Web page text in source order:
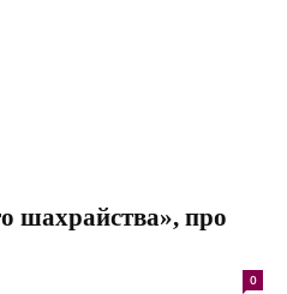
шахрайства», про
0